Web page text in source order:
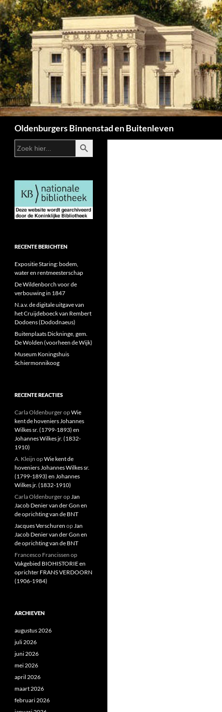
Oldenburgers Binnenstad en Buitenleven
Zoek
naar:
ZOEKKNOP
RECENTE BERICHTEN
Expositie Staring: bodem,
water en rentmeesterschap
De Wildenborch voor de
verbouwing in 1847
N.a.v. de digitale uitgave van
het Cruijdeboeck van Rembert
Dodoens (Dododnaeus)
Buitenplaats Dickninge, gem.
De Wolden (voorheen de Wijk)
Museum Koningshuis
Schiermonnikoog
RECENTE REACTIES
Carla OldenburgeropWie
kent de hoveniers Johannes
Wilkes sr. (1799-1893) en
Johannes Wilkes jr. (1832-
1910)
A. Kleijn opWie kent de
hoveniers Johannes Wilkes sr.
(1799-1893) en Johannes
Wilkes jr. (1832-1910)
Carla Oldenburgerop Jan
Jacob Denier van der Gon en
de oprichting van de BNT
Jacques Verschuren op Jan
Jacob Denier van der Gon en
de oprichting van de BNT
Francesco Francissen op
Vakgebied BIOHISTORIE en
oprichter FRANS VERDOORN
(1906-1984)
ARCHIEVEN
augustus 2026
juli 2026
juni 2026
mei 2026
april 2026
maart 2026
februari 2026